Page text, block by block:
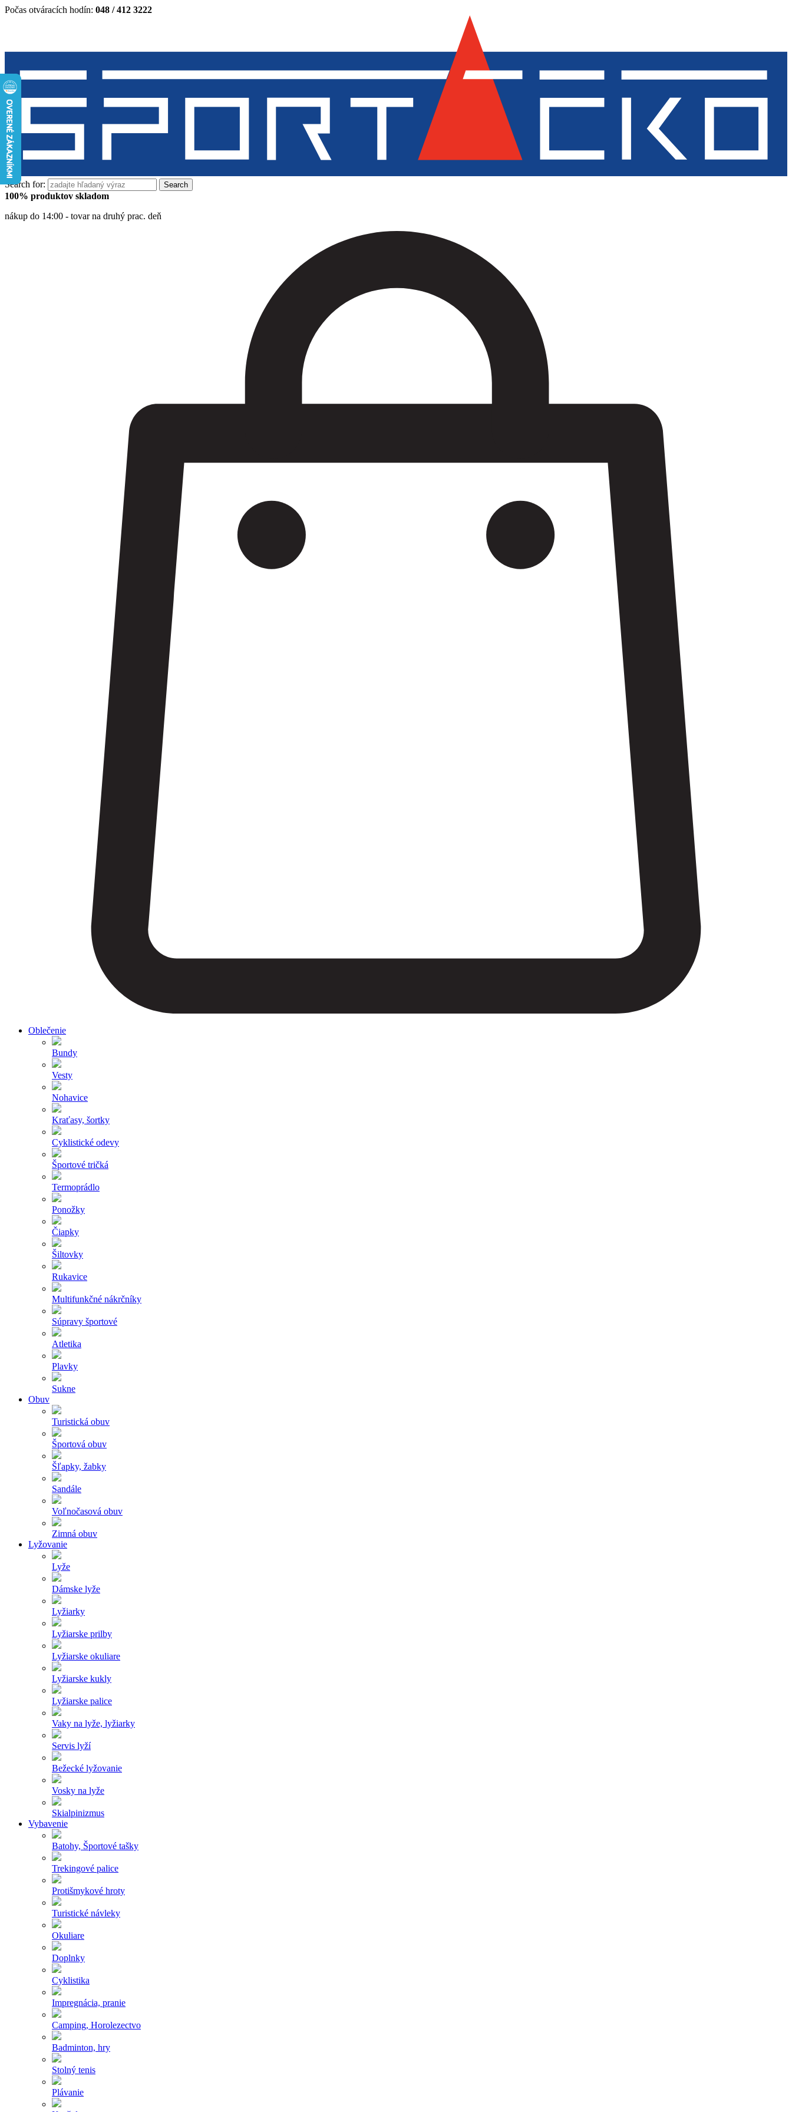
Počas otváracích hodín: 048 / 412 3222
Search for:
100% produktov skladom
nákup do 14:00 - tovar na druhý prac. deň
Oblečenie
Bundy
Vesty
Nohavice
Kraťasy, šortky
Cyklistické odevy
Športové tričká
Termoprádlo
Ponožky
Čiapky
Šiltovky
Rukavice
Multifunkčné nákrčníky
Súpravy športové
Atletika
Plavky
Sukne
Obuv
Turistická obuv
Športová obuv
Šľapky, žabky
Sandále
Voľnočasová obuv
Zimná obuv
Lyžovanie
Lyže
Dámske lyže
Lyžiarky
Lyžiarske prilby
Lyžiarske okuliare
Lyžiarske kukly
Lyžiarske palice
Vaky na lyže, lyžiarky
Servis lyží
Bežecké lyžovanie
Vosky na lyže
Skialpinizmus
Vybavenie
Batohy, Športové tašky
Trekingové palice
Protišmykové hroty
Turistické návleky
Okuliare
Doplnky
Cyklistika
Impregnácia, pranie
Camping, Horolezectvo
Badminton, hry
Stolný tenis
Plávanie